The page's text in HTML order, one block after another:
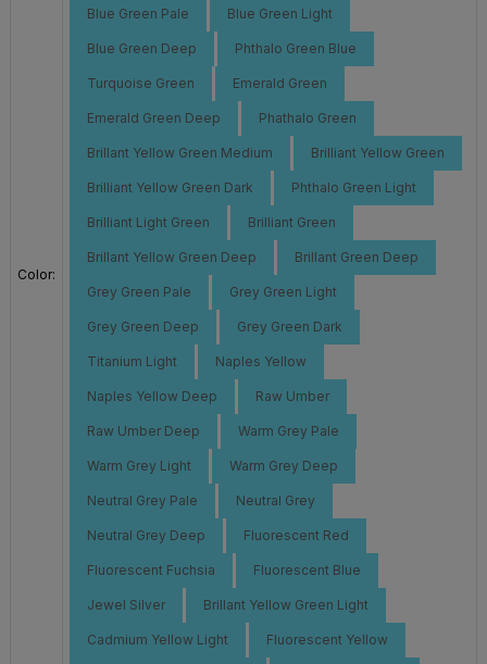
Color:
Blue Green Pale Blue Green Light
Blue Green Deep Phthalo Green Blue
Turquoise Green Emerald Green
Emerald Green Deep Phathalo Green
Brillant Yellow Green Medium Brilliant Yellow Green
Brilliant Yellow Green Dark Phthalo Green Light
Brilliant Light Green Brilliant Green
Brillant Yellow Green Deep Brillant Green Deep
Grey Green Pale Grey Green Light
Grey Green Deep Grey Green Dark
Titanium Light Naples Yellow
Naples Yellow Deep Raw Umber
Raw Umber Deep Warm Grey Pale
Warm Grey Light Warm Grey Deep
Neutral Grey Pale Neutral Grey
Neutral Grey Deep Fluorescent Red
Fluorescent Fuchsia Fluorescent Blue
Jewel Silver Brillant Yellow Green Light
Cadmium Yellow Light Fluorescent Yellow